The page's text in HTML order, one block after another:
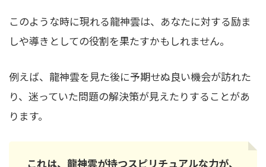
このような時に現れる龍神雲は、あなたに対する励ま
しや導きとしての役割を果たすかもしれません。
例えば、龍神雲を見た後に予期せぬ良い機会が訪れた
り、迷っていた問題の解決策が見えたりすることがあ
ります。
これは、龍神雲が持つスピリチュアルな力が、